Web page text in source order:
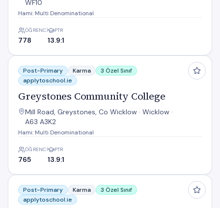
WF10
Hami: Multi Denominational
ÖĞRENCI
778
PTR
13.9:1
Greystones Community College
Post-Primary Karma
3 Özel Sınıf
applytoschool.ie
Greystones Community College
Mill Road, Greystones, Co Wicklow · Wicklow ·
A63 A3K2
Hami: Multi Denominational
ÖĞRENCI
765
PTR
13.9:1
St David's Holy Faith Secondary
Post-Primary Karma
3 Özel Sınıf
applytoschool.ie